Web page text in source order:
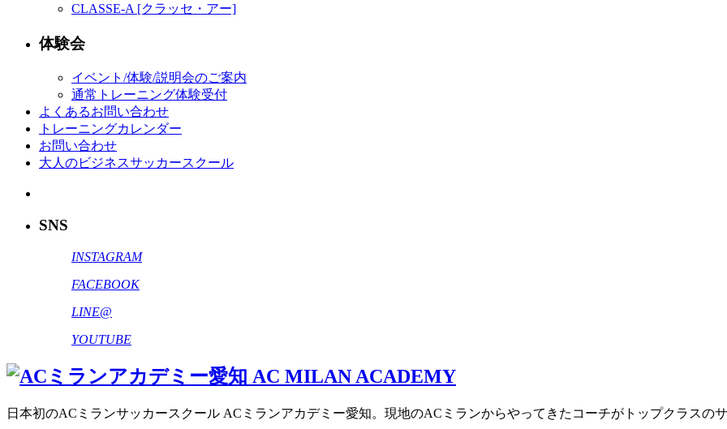
CLASSE-A [クラッセ・アー]
体験会
イベント/体験/説明会のご案内
通常トレーニング体験受付
よくあるお問い合わせ
トレーニングカレンダー
お問い合わせ
大人のビジネスサッカースクール
SNS
INSTAGRAM
FACEBOOK
LINE@
YOUTUBE
日本初のACミランサッカースクール ACミランアカデミー愛知。現地のACミランからやってきたコーチがトップクラスのサ